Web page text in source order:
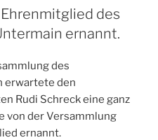
des
ernannt.
des
erwartete den
Rudi Schreck eine ganz
von der Versammlung
ernannt.